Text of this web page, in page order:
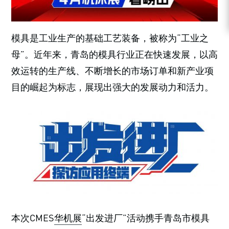
模具是工业生产的基础工艺装备，被称为“工业之
母”。近年来，青岛的模具行业正在快速发展，以高
效运转的生产线、不断增长的市场订单和新产业项
目的崛起为标志，展现出强大的发展动力和活力。
本次CMES华机展“出发进厂”活动携手青岛市模具